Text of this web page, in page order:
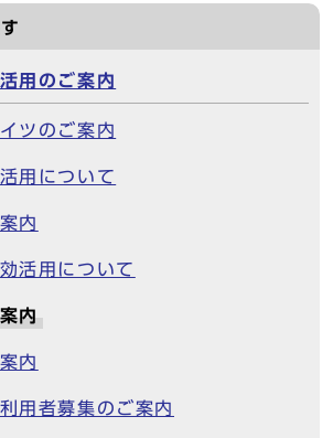
用のご案内
ツのご案内
用について
内
活用について
内
内
用者募集のご案内